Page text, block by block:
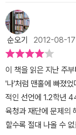
나던 피난처이자 세상
든 안식처 맨홀. 누나는
발견하고, 나는 누나와
런데 누나는 어느 날
우리는 비밀스런 고통
한 동지였는데, 누나에
읽기 시작했으며 맨홀
누나의 작별로 맨홀은
에 혼자 맨홀 주변을
인물이 어떻게 살아가
찰할 수 있다고 할 수
랜 시간 갈고 닦아야
공을 통해 알 수 있다.
휘두르는 아빠, 속수무
소용돌이에 휘말리게
데 어느 순간 아빠가
을 구하고 죽는다. 우
떤 순간에도 자신의 목
자체다.다른 사람에게
순오기 2012-08-17
이 책을 읽은 지난 주
'나'처럼 맨홀에 빠졌
적인 선언에 1.2학년
육청과 재단에 문제의
할수록 절대 나올 수